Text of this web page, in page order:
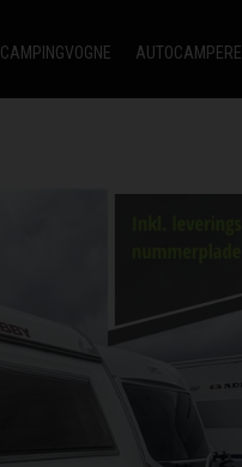
CAMPINGVOGNE
AUTOCAMPERE